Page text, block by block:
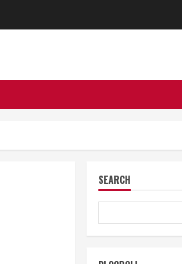
SEARCH